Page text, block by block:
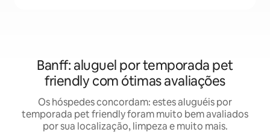
Banff: aluguel por temporada pet
friendly com ótimas avaliações
Os hóspedes concordam: estes aluguéis por
temporada pet friendly foram muito bem avaliados
por sua localização, limpeza e muito mais.